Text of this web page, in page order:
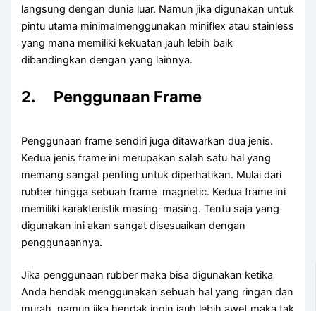
langsung dengan dunia luar. Namun jika digunakan untuk
pintu utama minimalmenggunakan miniflex atau stainless
yang mana memiliki kekuatan jauh lebih baik
dibandingkan dengan yang lainnya.
2. Penggunaan Frame
Penggunaan frame sendiri juga ditawarkan dua jenis.
Kedua jenis frame ini merupakan salah satu hal yang
memang sangat penting untuk diperhatikan. Mulai dari
rubber hingga sebuah frame magnetic. Kedua frame ini
memiliki karakteristik masing-masing. Tentu saja yang
digunakan ini akan sangat disesuaikan dengan
penggunaannya.
Jika penggunaan rubber maka bisa digunakan ketika
Anda hendak menggunakan sebuah hal yang ringan dan